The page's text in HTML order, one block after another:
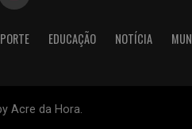
EDUCAÇÃO NOTÍCIA
Acre da Hora.